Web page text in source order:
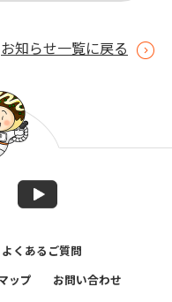
お知らせ一覧に戻る
よくあるご質問
ップ お問い合わせ